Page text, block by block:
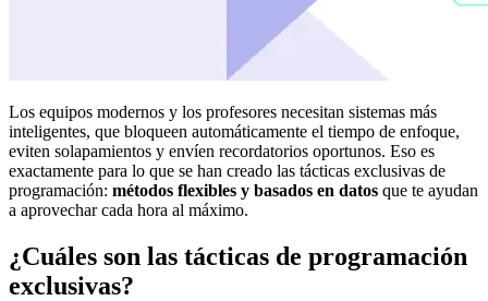
Los equipos modernos y los profesores necesitan sistemas más
inteligentes, que bloqueen automáticamente el tiempo de enfoque,
eviten solapamientos y envíen recordatorios oportunos. Eso es
exactamente para lo que se han creado las tácticas exclusivas de
programación: métodos flexibles y basados en datos que te ayudan
a aprovechar cada hora al máximo.
¿Cuáles son las tácticas de programación
exclusivas?